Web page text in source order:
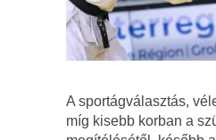
A sportágválasztás,
míg kisebb korban a